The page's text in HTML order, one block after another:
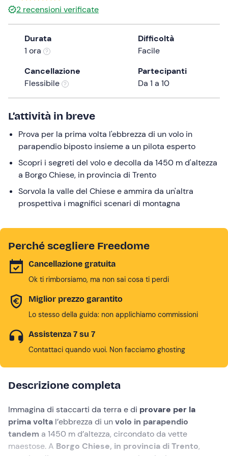
a
question
mark
the
shortcuts
changing
dates.
2 recensioni verificate
Durata
1 ora
Difficoltà
Facile
Cancellazione
Flessibile
Partecipanti
Da 1 a 10
L’attività in breve
Prova per la prima volta l'ebbrezza di un volo in
parapendio biposto insieme a un pilota esperto
Scopri i segreti del volo e decolla da 1450 m d'altezza
a Borgo Chiese, in provincia di Trento
Sorvola la valle del Chiese e ammira da un'altra
prospettiva i magnifici scenari di montagna
Perché scegliere Freedome
Cancellazione gratuita
Ok ti rimborsiamo, ma non sai cosa ti perdi
Miglior prezzo garantito
Lo stesso della guida: non applichiamo commissioni
Assistenza 7 su 7
Contattaci quando vuoi. Non facciamo ghosting
Descrizione completa
Immagina di staccarti da terra e di provare per la
prima volta l’ebbrezza di unvolo in parapendio
tandem a 1450 m d’altezza, circondato da vette
maestose. A Borgo Chiese, in provincia di Trento,